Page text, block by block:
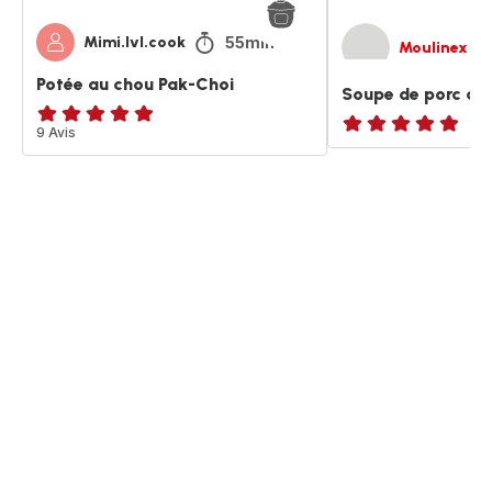
Mimi.lvl.cook 55min
Potée au chou Pak-Choi
Avis
5
9 Avis
Moulinex
Soupe de porc
ratings.NaN